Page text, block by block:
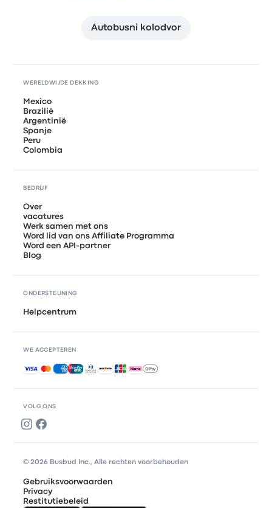
Autobusni kolodvor
VOLG ONS
WERELDWIJDE DEKKING
Mexico
Brazilië
Argentinië
Spanje
Peru
Colombia
BEDRIJF
Over
vacatures
Werk samen met ons
Word lid van ons Affiliate Programma
Word een API-partner
Blog
ONDERSTEUNING
Helpcentrum
WE ACCEPTEREN
Geaccepteerde betalingen
© 2026 Busbud Inc., Alle rechten voorbehouden
Gebruiksvoorwaarden
Privacy
Restitutiebeleid